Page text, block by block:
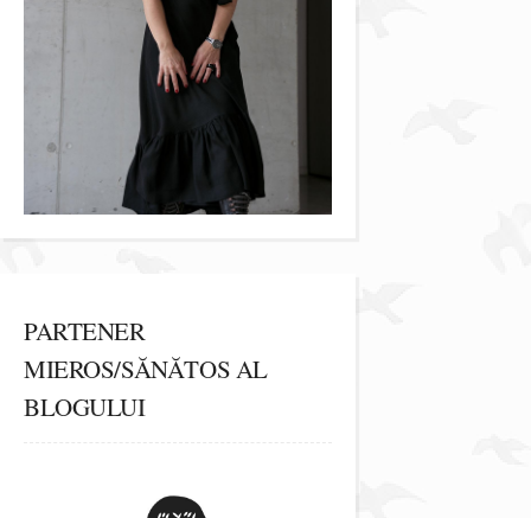
PARTENER
MIEROS/SĂNĂTOS AL
BLOGULUI